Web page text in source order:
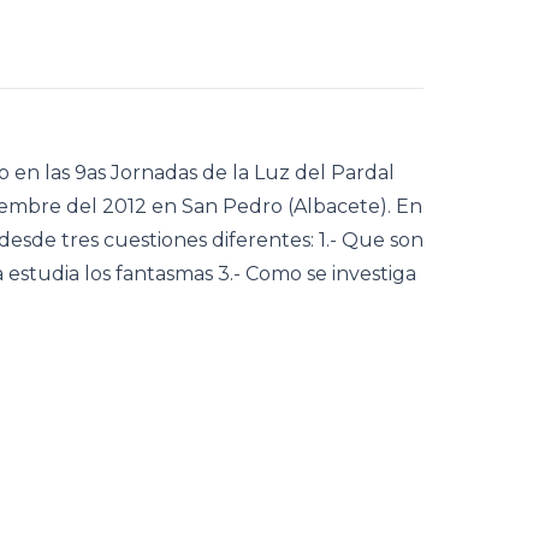
las 9as Jornadas de la Luz del Pardal
del 2012 en San Pedro (Albacete). En
tres cuestiones diferentes: 1.- Que son
los fantasmas 3.- Como se investiga